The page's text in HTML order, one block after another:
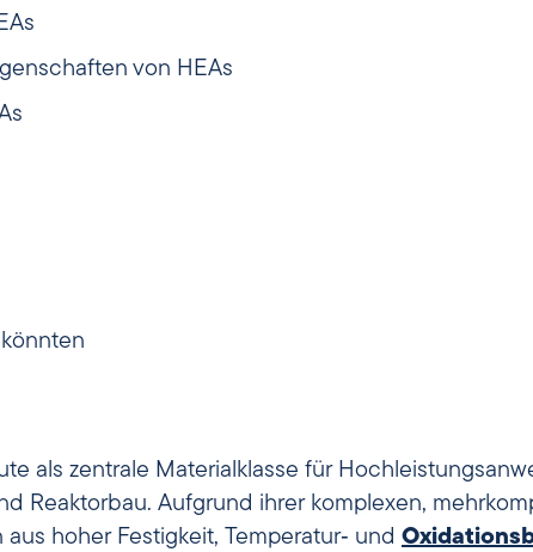
von HEAs
als zentrale Materialklasse für
Reaktorbau. Aufgrund ihrer komplexen,
hoher Festigkeit, Temperatur‑ und